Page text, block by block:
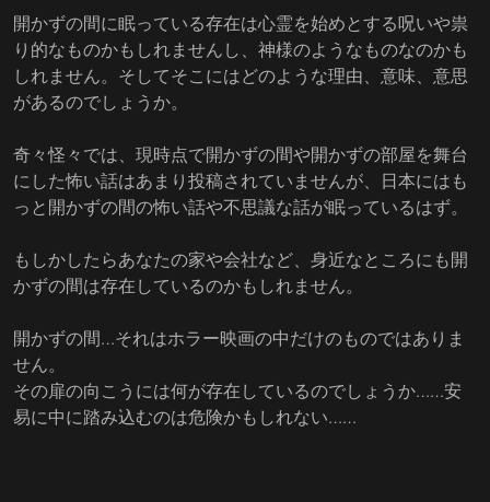
開かずの間に眠っている存在は心霊を始めとする呪いや祟
り的なものかもしれませんし、神様のようなものなのかも
しれません。そしてそこにはどのような理由、意味、意思
があるのでしょうか。
奇々怪々では、現時点で開かずの間や開かずの部屋を舞台
にした怖い話はあまり投稿されていませんが、日本にはも
っと開かずの間の怖い話や不思議な話が眠っているはず。
もしかしたらあなたの家や会社など、身近なところにも開
かずの間は存在しているのかもしれません。
開かずの間…それはホラー映画の中だけのものではありま
せん。
その扉の向こうには何が存在しているのでしょうか……安
易に中に踏み込むのは危険かもしれない……